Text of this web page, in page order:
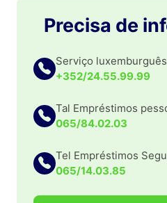
Precisa de
Serviço luxemburguês
+352/24.55.99.99
Tal Empréstimos
065/84.02.03
Tel Empréstimos
065/14.03.85